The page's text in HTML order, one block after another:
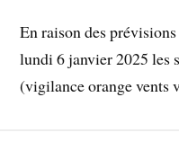
En raison des
lundi 6 janvier 2025 les
(vigilance orange vents